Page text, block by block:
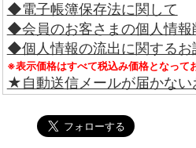
◆電子帳簿保存法に関して
◆会員のお客さまの個人情報
◆個人情報の流出に関するお
※表示価格はすべて税込み価格となって
★自動送信メールが届かない